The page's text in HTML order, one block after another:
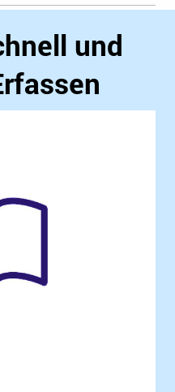
und